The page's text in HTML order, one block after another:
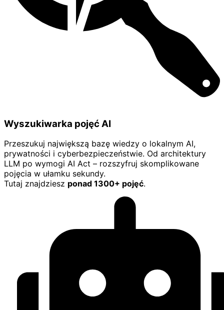
Wyszukiwarka pojęć AI
Przeszukuj największą bazę wiedzy o lokalnym AI,
prywatności i cyberbezpieczeństwie. Od architektury
LLM po wymogi AI Act – rozszyfruj skomplikowane
pojęcia w ułamku sekundy.
Tutaj znajdziesz ponad 1300+ pojęć.